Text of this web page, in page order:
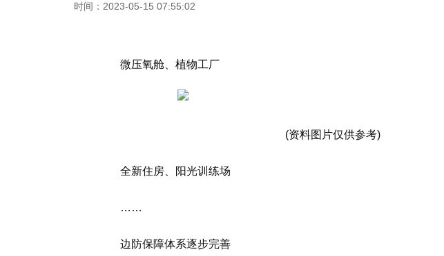
时间：2023-05-15 07:55:02
微压氧舱、植物工厂
(资料图片仅供参考)
全新住房、阳光训练场
……
边防保障体系逐步完善